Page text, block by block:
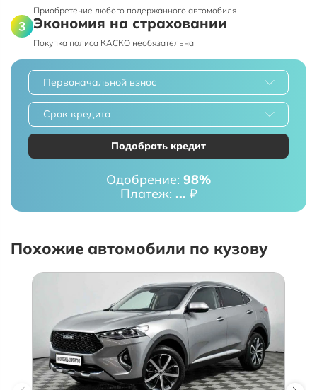
Приобретение любого подержанного автомобиля
Экономия на страховании
Покупка полиса КАСКО необязательна
Первоначальной взнос
Срок кредита
Подобрать кредит
Одобрение: 98%
Платеж: ... ₽
Похожие автомобили по кузову